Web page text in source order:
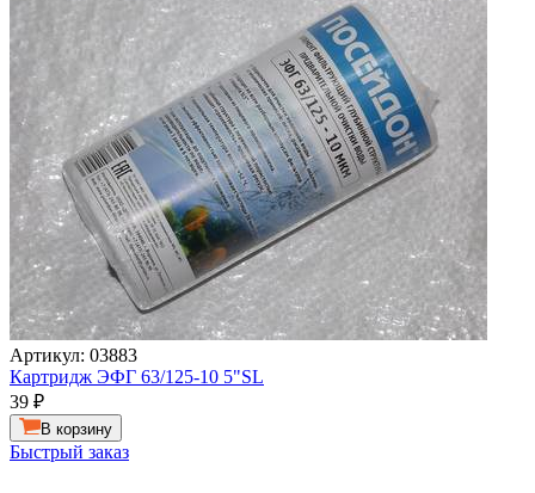
Артикул: 03883
Картридж ЭФГ 63/125-10 5"SL
39 ₽
В корзину
Быстрый заказ